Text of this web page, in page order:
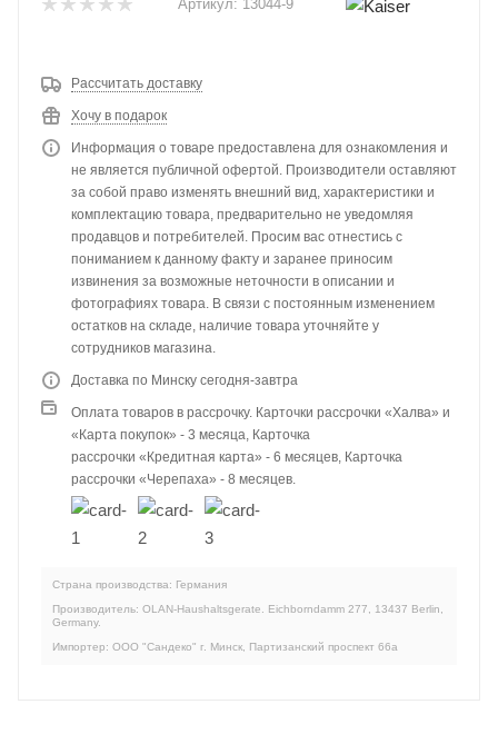
Артикул: 13044-9
Рассчитать доставку
Хочу в подарок
Информация о товаре предоставлена для ознакомления и
не является публичной офертой. Производители оставляют
за собой право изменять внешний вид, характеристики и
комплектацию товара, предварительно не уведомляя
продавцов и потребителей. Просим вас отнестись с
пониманием к данному факту и заранее приносим
извинения за возможные неточности в описании и
фотографиях товара. В связи с постоянным изменением
остатков на складе, наличие товара уточняйте у
сотрудников магазина.
Доставка по Минску сегодня-завтра
Оплата товаров в рассрочку. Карточки рассрочки «Халва» и
«Карта покупок» - 3 месяца, Карточка
рассрочки «Кредитная карта» - 6 месяцев, Карточка
рассрочки «Черепаха» - 8 месяцев.
Страна производства: Германия
Производитель: OLAN-Haushaltsgerate. Eichborndamm 277, 13437 Berlin,
Germany.
Импортер: ООО "Сандеко" г. Минск, Партизанский проспект 66а